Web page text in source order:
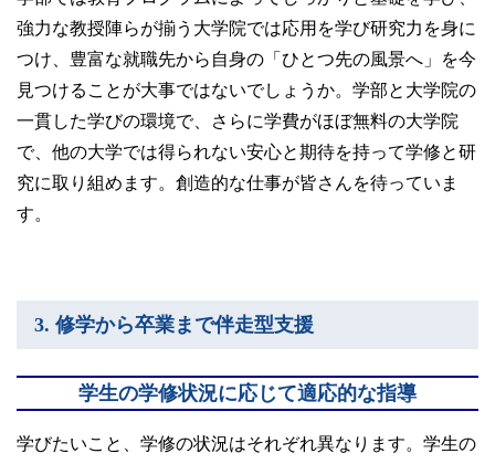
強力な教授陣らが揃う大学院では応用を学び研究力を身に
つけ、豊富な就職先から自身の「ひとつ先の風景へ」を今
見つけることが大事ではないでしょうか。学部と大学院の
一貫した学びの環境で、さらに学費がほぼ無料の大学院
で、他の大学では得られない安心と期待を持って学修と研
究に取り組めます。創造的な仕事が皆さんを待っていま
す。
3. 修学から卒業まで伴走型支援
学生の学修状況に応じて適応的な指導
学びたいこと、学修の状況はそれぞれ異なります。学生の